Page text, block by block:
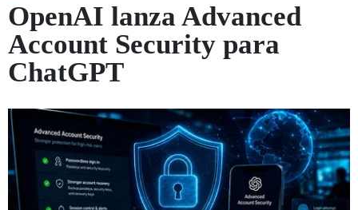
OpenAI lanza Advanced
Account Security para
ChatGPT